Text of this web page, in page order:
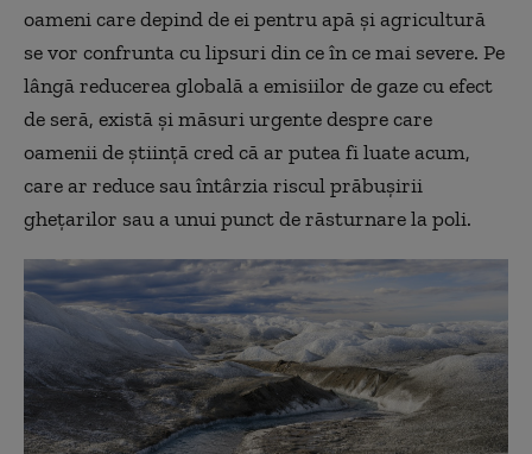
oameni care depind de ei pentru apă și agricultură
se vor confrunta cu lipsuri din ce în ce mai severe. Pe
lângă reducerea globală a emisiilor de gaze cu efect
de seră, există și măsuri urgente despre care
oamenii de știință cred că ar putea fi luate acum,
care ar reduce sau întârzia riscul prăbușirii
ghețarilor sau a unui punct de răsturnare la poli.